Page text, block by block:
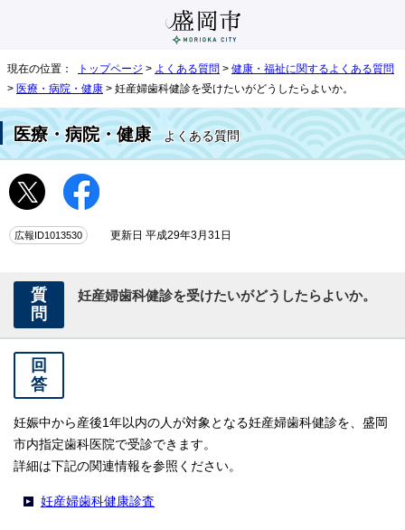
現在の位置： トップページ > よくある質問 > 健康・福祉に関するよくある質問
> 医療・病院・健康 > 妊産婦歯科健診を受けたいがどうしたらよいか。
医療・病院・健康よくある質問
広報ID1013530 更新日 平成29年3月31日
質
問
妊産婦歯科健診を受けたいがどうしたらよいか。
回
答
妊娠中から産後1年以内の人が対象となる妊産婦歯科健診を、盛岡
市内指定歯科医院で受診できます。
詳細は下記の関連情報を参照ください。
妊産婦歯科健康診査